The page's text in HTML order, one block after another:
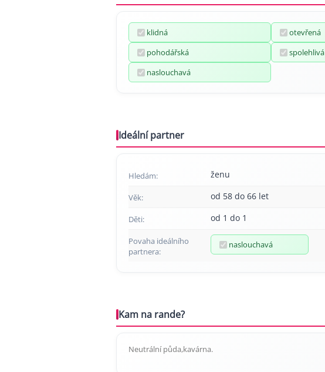
klidná
otevřená
pohodářská
spolehlivá
naslouchavá
Ideální partner
Hledám: ženu
Věk: od 58 do 66 let
Děti: od 1 do 1
Povaha ideálního
partnera:
naslouchavá
Kam na rande?
Neutrální půda,kavárna.